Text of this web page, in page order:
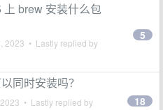
brew 安装什么包
2023 • Lastly replied by
5
同时安装吗？
• Lastly replied by 18